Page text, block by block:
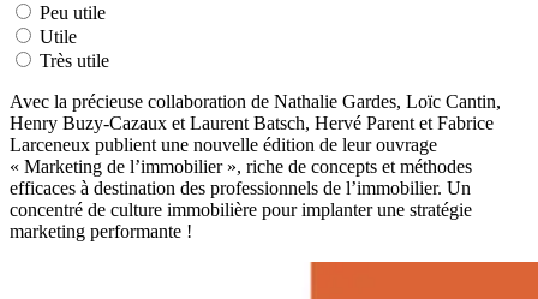
Peu utile
Utile
Très utile
Avec la précieuse collaboration de Nathalie Gardes, Loïc Cantin,
Henry Buzy-Cazaux et Laurent Batsch, Hervé Parent et Fabrice
Larceneux publient une nouvelle édition de leur ouvrage
« Marketing de l’immobilier », riche de concepts et méthodes
efficaces à destination des professionnels de l’immobilier. Un
concentré de culture immobilière pour implanter une stratégie
marketing performante !